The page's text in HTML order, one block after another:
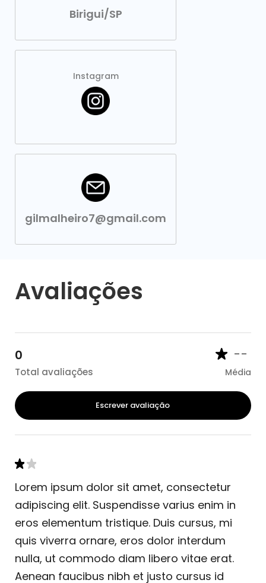
Birigui/SP
Instagram
gilmalheiro7@gmail.com
Avaliações
0
Total avaliações
--
Média
Escrever avaliação
Lorem ipsum dolor sit amet, consectetur
adipiscing elit. Suspendisse varius enim in
eros elementum tristique. Duis cursus, mi
quis viverra ornare, eros dolor interdum
nulla, ut commodo diam libero vitae erat.
Aenean faucibus nibh et justo cursus id